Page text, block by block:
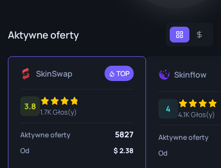
Aktywne oferty
SkinSwap TOP
3.8
1.7K Głos(y)
Aktywne oferty 5827
Od 2.38
Skinflow
4
4.1K Głos(y)
Aktywne oferty
Od